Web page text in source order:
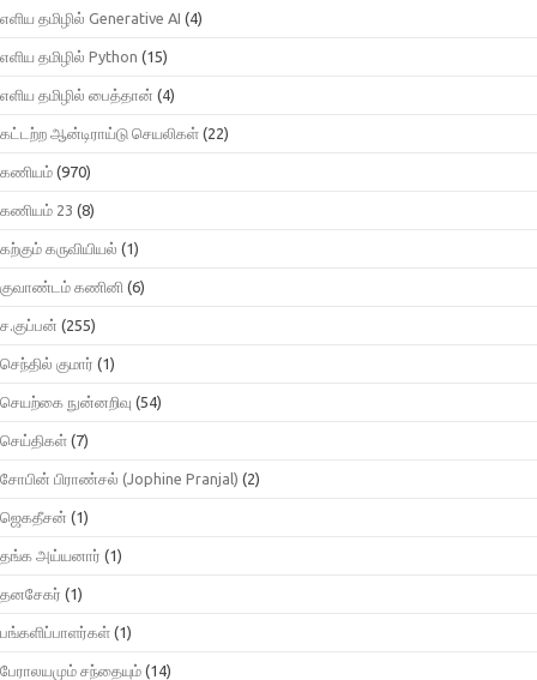
எளிய தமிழில் Generative AI (4)
எளிய தமிழில் Python (15)
எளிய தமிழில் பைத்தான் (4)
கட்டற்ற ஆன்டிராய்டு செயலிகள் (22)
கணியம் (970)
கணியம் 23 (8)
கற்கும் கருவியியல் (1)
குவாண்டம் கணினி (6)
ச.குப்பன் (255)
செந்தில் குமார் (1)
செயற்கை நுன்னறிவு (54)
செய்திகள் (7)
சோபின் பிராண்சல் (Jophine Pranjal) (2)
ஜெகதீசன் (1)
தங்க அய்யனார் (1)
தனசேகர் (1)
பங்களிப்பாளர்கள் (1)
பேராலயமும் சந்தையும் (14)